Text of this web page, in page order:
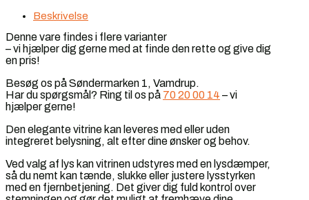
Beskrivelse
Denne vare findes i flere varianter
– vi hjælper dig gerne med at finde den rette og give dig
en pris!
Besøg os på Søndermarken 1, Vamdrup.
Har du spørgsmål? Ring til os på 70 20 00 14 – vi
hjælper gerne!
Den elegante vitrine kan leveres med eller uden
integreret belysning, alt efter dine ønsker og behov.
Ved valg af lys kan vitrinen udstyres med en lysdæmper,
så du nemt kan tænde, slukke eller justere lysstyrken
med en fjernbetjening. Det giver dig fuld kontrol over